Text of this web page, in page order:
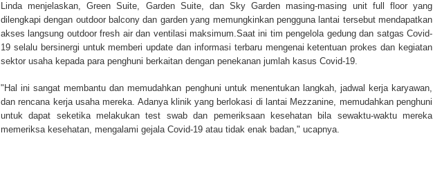
Linda menjelaskan, Green Suite, Garden Suite, dan Sky Garden masing-masing unit full floor yang
dilengkapi dengan outdoor balcony dan garden yang memungkinkan pengguna lantai tersebut mendapatkan
akses langsung outdoor fresh air dan ventilasi maksimum.Saat ini tim pengelola gedung dan satgas Covid-
19 selalu bersinergi untuk memberi update dan informasi terbaru mengenai ketentuan prokes dan kegiatan
sektor usaha kepada para penghuni berkaitan dengan penekanan jumlah kasus Covid-19.
"Hal ini sangat membantu dan memudahkan penghuni untuk menentukan langkah, jadwal kerja karyawan,
dan rencana kerja usaha mereka. Adanya klinik yang berlokasi di lantai Mezzanine, memudahkan penghuni
untuk dapat seketika melakukan test swab dan pemeriksaan kesehatan bila sewaktu-waktu mereka
memeriksa kesehatan, mengalami gejala Covid-19 atau tidak enak badan," ucapnya.